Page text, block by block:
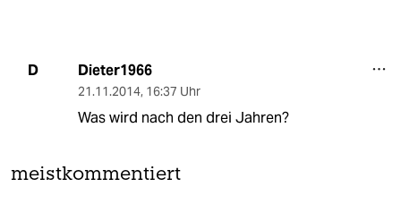
D Dieter1966
21.11.2014, 16:37 Uhr
Was wird nach den drei Jahren?
meistkommentiert